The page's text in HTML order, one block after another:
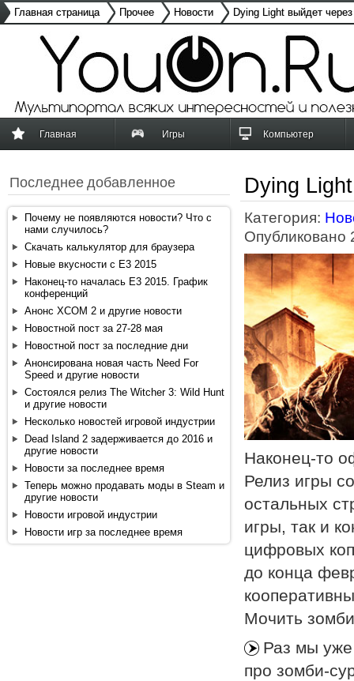
Главная страница Прочее Новости Dying Light выйдет
Главная Игры Компьютер
Последнее добавленное
Почему не появляются новости? Что с
нами случилось?
Скачать калькулятор для браузера
Новые вкусности с E3 2015
Наконец-то началась E3 2015. График
конференций
Анонс XCOM 2 и другие новости
Новостной пост за 27-28 мая
Новостной пост за последние дни
Анонсирована новая часть Need For
Speed и другие новости
Состоялся релиз The Witcher 3: Wild Hunt
и другие новости
Несколько новостей игровой индустрии
Dead Island 2 задерживается до 2016 и
другие новости
Новости за последнее время
Теперь можно продавать моды в Steam и
другие новости
Новости игровой индустрии
Новости игр за последнее время
Dying
Категория:
Опубликовано
Наконец-то
Релиз игры
остальных
игры, так и
цифровых
до конца
Мочить
Раз мы уже
про зомби-